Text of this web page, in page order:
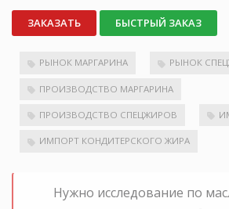
ЗАКАЗАТЬ БЫСТРЫЙ ЗАКАЗ
РЫНОК МАРГАРИНА РЫНОК
ПРОИЗВОДСТВО МАРГАРИНА
ПРОИЗВОДСТВО СПЕЦЖИРОВ
ИМПОРТ КОНДИТЕРСКОГО ЖИРА
Нужно исследование по